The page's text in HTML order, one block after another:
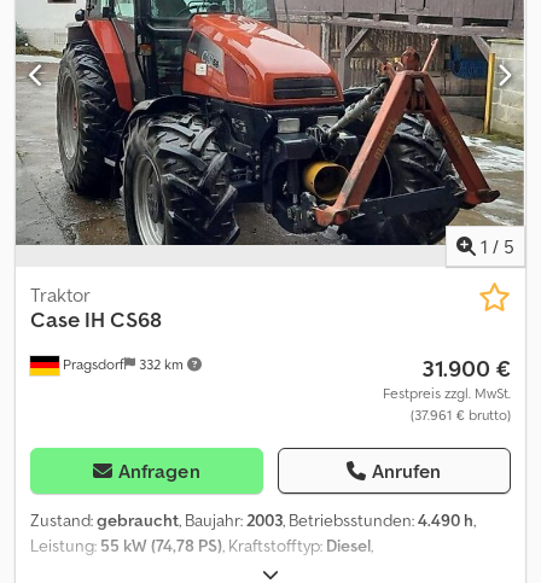
(EHR), Kabinenfederung (mechanisch), Leistungsmonitor,
Luftgefederter Sitz, Radio, Rundumleuchte, Zugpendel,
Lastabhängiger Zusatz-Hydraulikkreis (Power Beyond, Load
Sensing), Steuergerät - Doppelt wirkend (5x), Knicklenkung,
höhenverstellbare Anhängevorrichtung, Dreipunkt-
Außenbedienelement, Hydrauliksteuergeräte-Außenbedienung,
autom. Lenksystem_____Heckdreipunkt, Zugpendel, Zapfwelle,
mechan. Oberlenker,RTK Lenksystem, DL Bremse, gef. Kabine,
6dw,Motor bei 2033 Bh neu,Lagerort:Kunde Credpfx Asy E D
Ucofmsf
1 / 5
Pragsdorf 332 km
Traktor
Case IH CS68
31.900 €
Festpreis zzgl. MwSt.
(37.961 € brutto)
Anfragen Anrufen
Zustand:gebraucht, Baujahr:2003, Betriebsstunden:4.490 h,
Leistung: 55 kW (74,78 PS), Kraftstofftyp: Diesel,
40 km/h, Vorderreifengröße: